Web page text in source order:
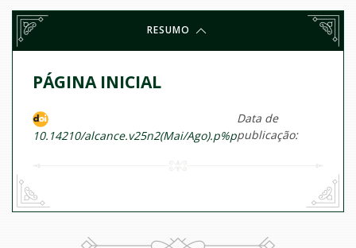
RESUMO
PÁGINA INICIAL
10.14210/alcance.v25n2(Mai/Ago).p%p
Data de
publicação: